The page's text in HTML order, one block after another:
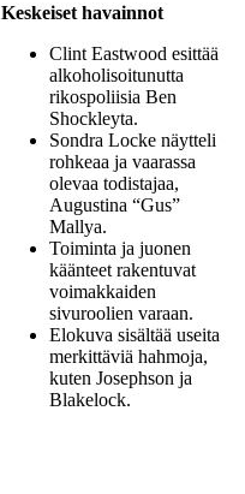
Keskeiset havainnot
Clint Eastwood esittää
alkoholisoitunutta
rikospoliisia Ben
Shockleyta.
Sondra Locke näytteli
rohkeaa ja vaarassa
olevaa todistajaa,
Augustina “Gus”
Mallya.
Toiminta ja juonen
käänteet rakentuvat
voimakkaiden
sivuroolien varaan.
Elokuva sisältää useita
merkittäviä hahmoja,
kuten Josephson ja
Blakelock.